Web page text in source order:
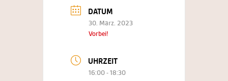
DATUM
30. März. 2023
Vorbei!
UHRZEIT
16:00 - 18:30